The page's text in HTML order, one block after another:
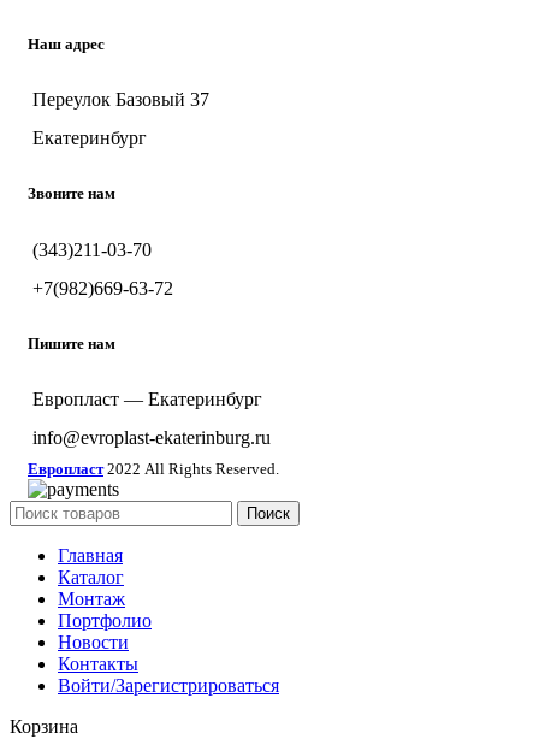
Наш адрес
Переулок Базовый 37
Екатеринбург
Звоните нам
(343)211-03-70
+7(982)669-63-72
Пишите нам
Европласт — Екатеринбург
info@evroplast-ekaterinburg.ru
Европласт 2022 All Rights Reserved.
Поиск
Главная
Каталог
Монтаж
Портфолио
Новости
Контакты
Войти/Зарегистрироваться
Корзина